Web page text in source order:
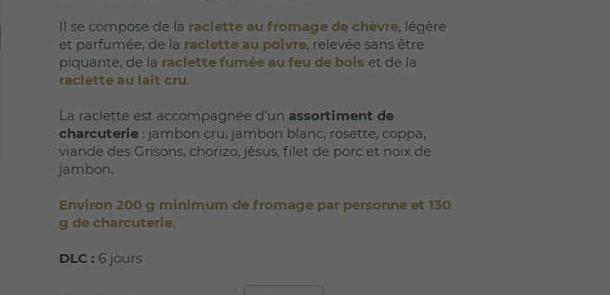
Il se compose de la raclette au fromage de chèvre, légère
et parfumée, de la raclette au poivre, relevée sans être
piquante, de la raclette fumée au feu de bois et de la
raclette au lait cru.
La raclette est accompagnée d’un assortiment de
charcuterie : jambon cru, jambon blanc, rosette, coppa,
viande des Grisons, chorizo, jésus, filet de porc et noix de
jambon.
Environ 200 g minimum de fromage par personne et 130
g de charcuterie.
DLC : 6 jours